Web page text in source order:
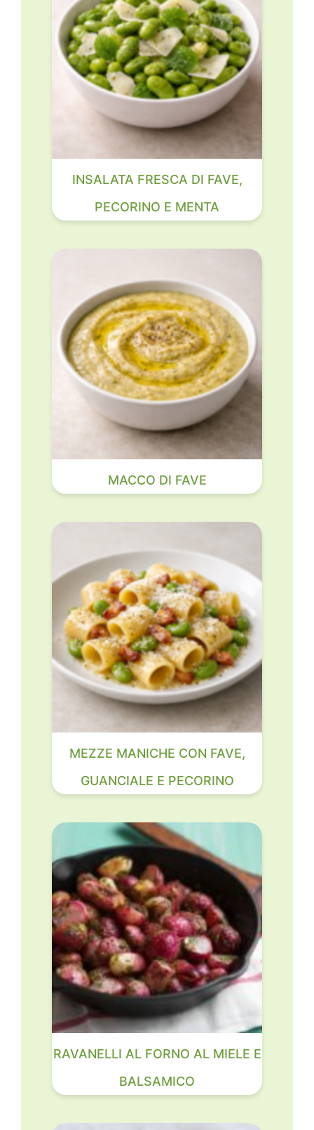
INSALATA FRESCA DI FAVE,
PECORINO E MENTA
MACCO DI FAVE
MEZZE MANICHE CON FAVE,
GUANCIALE E PECORINO
RAVANELLI AL FORNO AL MIELE E
BALSAMICO